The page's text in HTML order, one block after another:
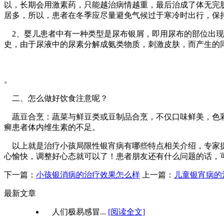
以，长期会用激素药，只能越治病情越重，最后治成了体无
居多，所以，患者在冬季应尽量避免气候过于寒冷时出行，保
2、婴儿患者中有一种类型是尿布银屑，即用尿布的部位出
史，由于尿液中的尿素分解成氨类物质，刺激皮肤，而产生的
。
二、怎么做好饮食注意呢？
蔬豆合烹：蔬菜与鲜豆类或豆制品合烹，不仅口味鲜美，色
癣患者体内维生素的不足。
以上就是治疗小孩局限性银宵病有哪些特点相关介绍，专
心愉快，调整好心态就可以了！患者朋友还有什么问题的话
下一篇： 小孩银消病的治疗效果怎么样 上一篇： 儿童银宵病
最新文章
人们极易感冒... [阅读全文]